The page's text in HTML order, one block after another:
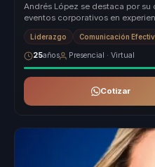
Andrés López se destaca por
eventos corporativos en
impresión d...
Liderazgo Comunicación
25años Presencial · Virtual
Cotizar